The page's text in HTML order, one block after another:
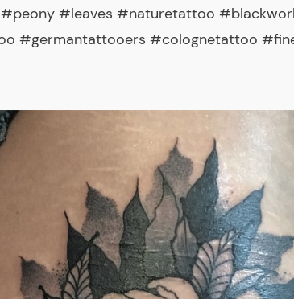
#leaves #naturetattoo
#germantattooers #colognetattoo